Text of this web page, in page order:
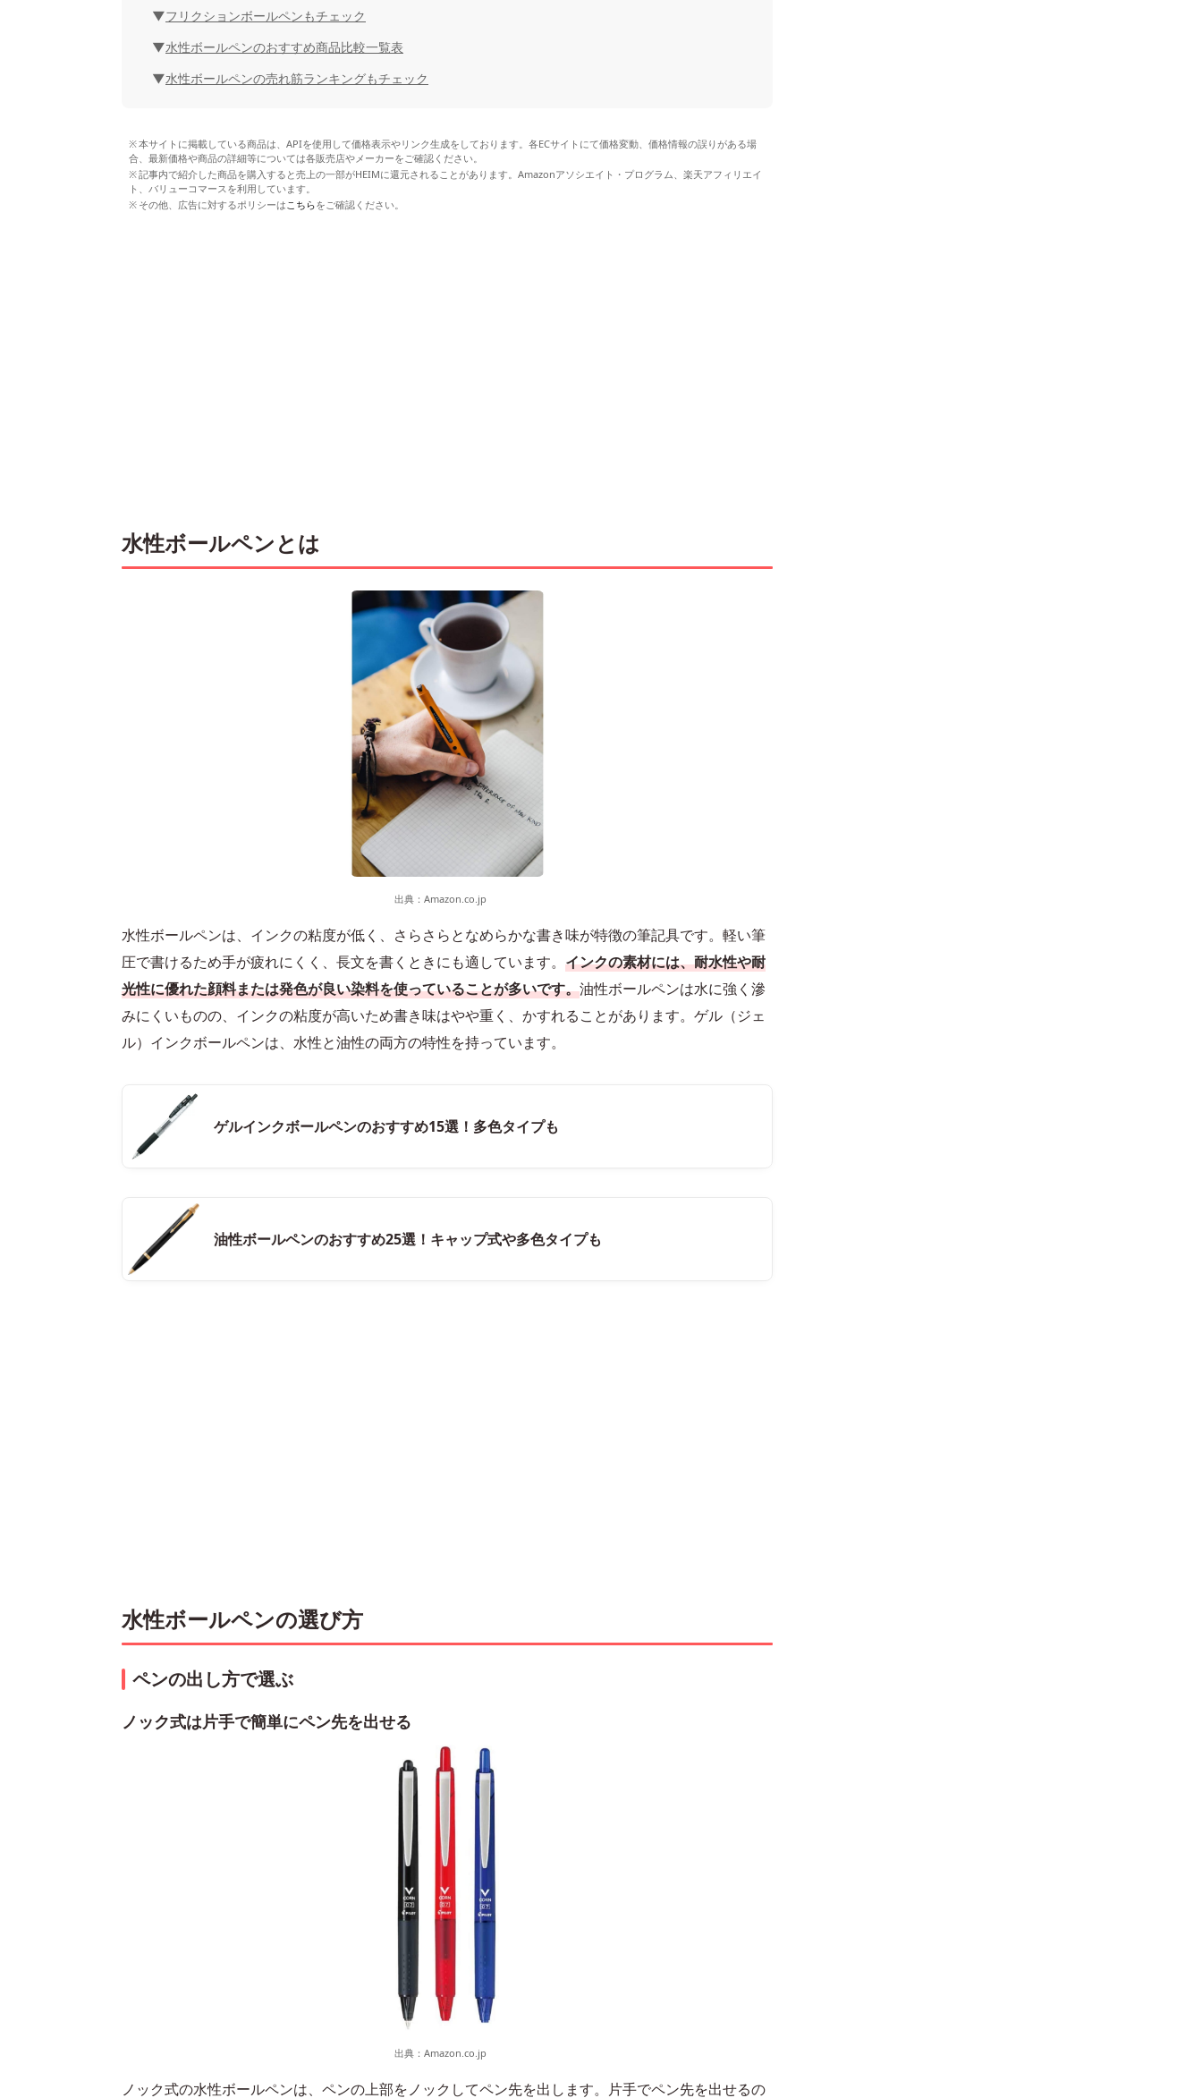
フリクションボールペンもチェック
水性ボールペンのおすすめ商品比較一覧表
水性ボールペンの売れ筋ランキングもチェック
本サイトに掲載している商品は、APIを使用して価格表示やリンク生成をしております。各ECサイトにて価格変動、価格情報の誤りがある場
合、最新価格や商品の詳細等については各販売店やメーカーをご確認ください。
記事内で紹介した商品を購入すると売上の一部がHEIMに還元されることがあります。Amazonアソシエイト・プログラム、楽天アフィリエイ
ト、バリューコマースを利用しています。
その他、広告に対するポリシーは こちらをご確認ください。
水性ボールペンとは
出典： Amazon.co.jp
水性ボールペンは、インクの粘度が低く、さらさらとなめらかな書き味が特徴の筆記具です。軽い筆
圧で書けるため手が疲れにくく、長文を書くときにも適しています。 インクの素材には、耐水性や耐
光性に優れた顔料または発色が良い染料を使っていることが多いです。油性ボールペンは水に強く滲
みにくいものの、インクの粘度が高いため書き味はやや重く、かすれることがあります。ゲル（ジェ
ル）インクボールペンは、水性と油性の両方の特性を持っています。
ゲルインクボールペンのおすすめ15選！多色タイプも
油性ボールペンのおすすめ25選！キャップ式や多色タイプも
水性ボールペンの選び方
ペンの出し方で選ぶ
ノック式は片手で簡単にペン先を出せる
出典： Amazon.co.jp
ノック式の水性ボールペンは、ペンの上部をノックしてペン先を出します。片手でペン先を出せるの